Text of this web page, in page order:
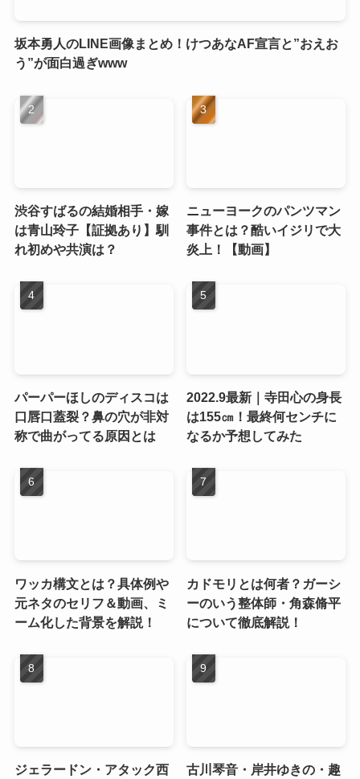
坂本勇人のLINE画像まとめ！けつあなAF宣言と”おえお
う”が面白過ぎwww
渋谷すばるの結婚相手・嫁
は青山玲子【証拠あり】馴
れ初めや共演は？
ニューヨークのパンツマン
事件とは？酷いイジリで大
炎上！【動画】
パーパーほしのディスコは
口唇口蓋裂？鼻の穴が非対
称で曲がってる原因とは
2022.9最新｜寺田心の身長
は155㎝！最終何センチに
なるか予想してみた
ワッカ構文とは？具体例や
元ネタのセリフ＆動画、ミ
ーム化した背景を解説！
カドモリとは何者？ガーシ
ーのいう整体師・角森脩平
について徹底解説！
ジェラードン・アタック西 古川琴音・岸井ゆきの・趣